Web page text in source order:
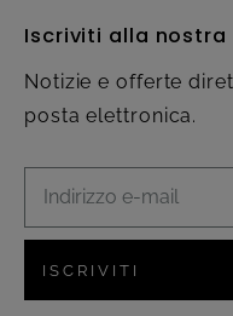
Iscriviti alla
Notizie e offerte
posta elettronica.
ISCRIVITI